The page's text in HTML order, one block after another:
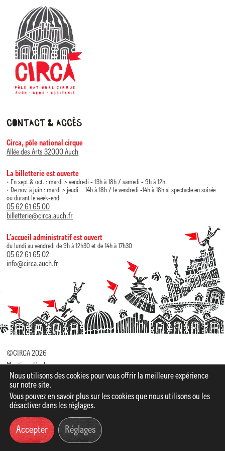
Molières pour sept de ses spectacles.
Contact & accès
Circa, pôle national cirque
Allée des Arts 32000 Auch
La billetterie est ouverte
• En sept.& oct. : mardi > vendredi - 13h à 18h / samedi - 9h à 12h.
• De nov. à juin : mardi > jeudi – 14h à 18h / le vendredi -14h à 18h si spectacle en soirée
ou durant le week-end
05 62 61 65 00
billetterie@circa.auch.fr
L’accueil administratif est ouvert
du lundi au vendredi de 9h à 12h30 et de 14h à 17h30
05 62 61 65 02
info@circa.auch.fr
©CIRCA 2026
Mentions légales
Politique de Confidentialité
Identité visuelle parElza Lacotte Site web par Studio
Nous utilisons des cookies pour vous offrir la meilleure expérience
sur notre site.
Vous pouvez en savoir plus sur les cookies que nous utilisons ou les
désactiver dans les réglages.
Accepter Réglages